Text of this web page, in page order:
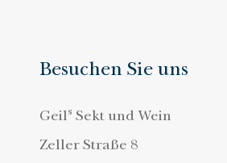
Besuchen Sie uns
Geils Sekt und Wein
Zeller Straße 8